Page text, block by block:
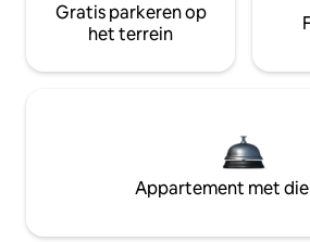
Gratis parkeren op
het terrein
Appartement met